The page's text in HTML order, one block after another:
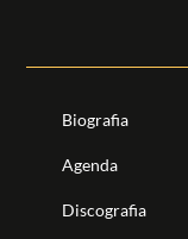
Biografia
Agenda
Discografia